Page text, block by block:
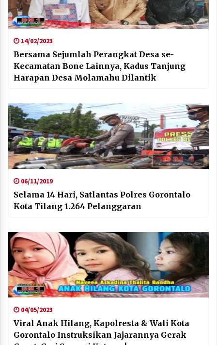
14/02/2023
Bersama Sejumlah Perangkat Desa se-
Kecamatan Bone Lainnya, Kadus Tanjung
Harapan Desa Molamahu Dilantik
06/11/2019
Selama 14 Hari, Satlantas Polres Gorontalo
Kota Tilang 1.264 Pelanggaran
04/05/2023
Viral Anak Hilang, Kapolresta & Wali Kota
Gorontalo Instruksikan Jajarannya Gerak